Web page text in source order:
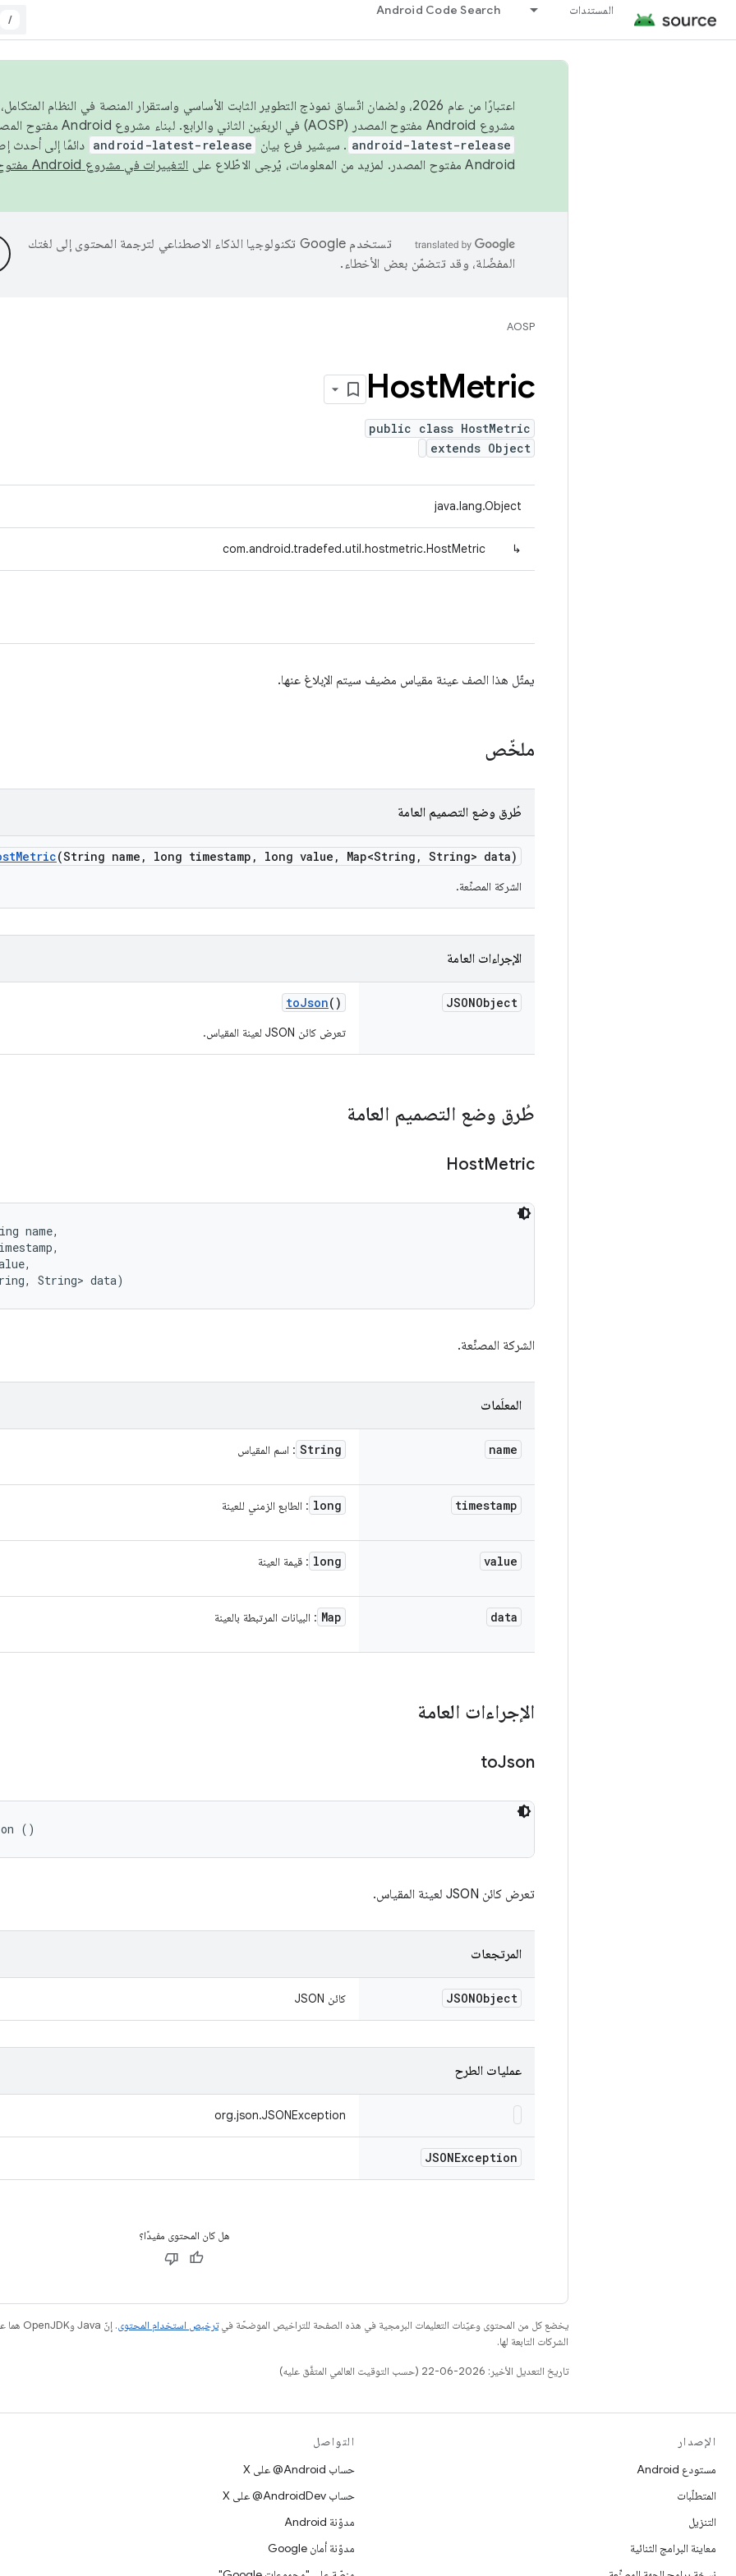
المستندات Android Code Search
/
اعتبارًا من عام 2026، ولضمان اتّساق نموذج التطوير الثابت الأساسي واستقرار المنصة في النظام
مشروع Android مفتوح المصدر (AOSP) في الربعَين الثاني والرابع. لبناء مشروع Android مفتوح المصدر والمساهمة فيه، استخدِم
android-latest-release . سيشير فرع بيان android-latest-release دائمًا إلى أحدث
Android مفتوح المصدر. لمزيد من المعلومات، يُرجى الاطّلاع على
التغييرات في مشروع Android مفتوح المصدر
تستخدم Google تكنولوجيا الذكاء الاصطناعي لترجمة المحتوى إلى لغتك
المفضّلة، وقد تتضمّن بعض الأخطاء.
AOSP
HostMetric
public class HostMetric
extends Object
java.lang.Object
↳
com.android.tradefed.util.hostmetric.HostMetric
يمثّل هذا الصف عينة مقياس مضيف سيتم الإبلاغ عنها.
ملخّص
طُرق وضع التصميم العامة
Metric(String name , long timestamp , long value , Map<String , String> data)
الشركة المصنِّعة.
الإجراءات العامة
JSONObject
toJson()
تعرض كائن JSON لعينة المقياس.
طُرق وضع التصميم العامة
HostMetric
name,
String> data)
الشركة المصنِّعة.
المعلَمات
name
String : اسم المقياس
timestamp
long : الطابع الزمني للعينة
value
long : قيمة العينة
data
Map : البيانات المرتبطة بالعينة
الإجراءات العامة
toJson
()
تعرض كائن JSON لعينة المقياس.
المرتجعات
JSONObject كائن JSON
عمليات الطرح
org.json.JSONException
JSONException
هل كان المحتوى مفيدًا؟
يخضع كل من المحتوى وعيّنات التعليمات البرمجية في هذه الصفحة للتراخيص الموضحّة فيترخيص استخدام المحتوى
الشركات التابعة لها.
تاريخ التعديل الأخير: 2026-06-22 (حسب التوقيت العالمي المتفَّق عليه)
الإصدار
مستودع Android
المتطلّبات
التنزيل
معاينة البرامج الثنائية
التواصل
حساب ‎@Android على X
حساب ‎@AndroidDev على X
مدوّنة Android
مدوّنة أمان Google